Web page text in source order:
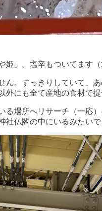
姫」。塩辛もついてます
ん。すっきりしていて、
外にも全て産地の食材で
る場所へリサーチ（一応
社仏閣の中にいるみたい